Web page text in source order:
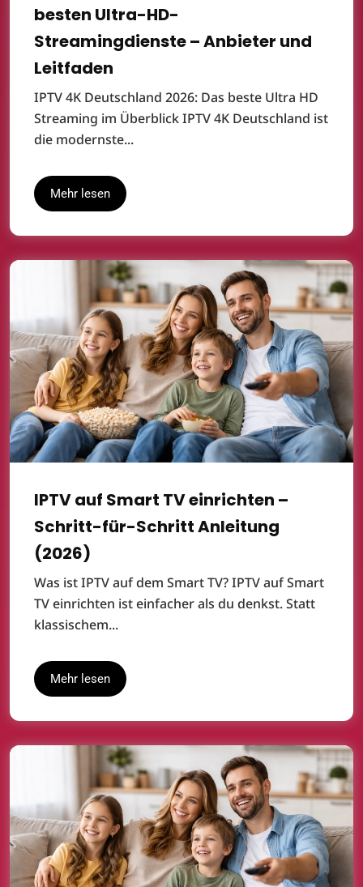
besten Ultra-HD-
Streamingdienste – Anbieter und
Leitfaden
IPTV 4K Deutschland 2026: Das beste Ultra HD
Streaming im Überblick IPTV 4K Deutschland ist
die modernste...
Mehr lesen
IPTV auf Smart TV einrichten –
Schritt-für-Schritt Anleitung
(2026)
Was ist IPTV auf dem Smart TV? IPTV auf Smart
TV einrichten ist einfacher als du denkst. Statt
klassischem...
Mehr lesen